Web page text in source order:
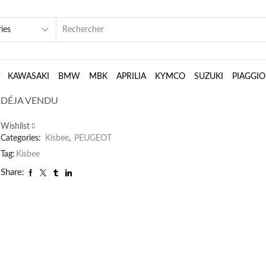
KAWASAKI BMW MBK APRILIA KYMCO SUZUKI PIAGGIO
Peugeot kisbee : Commodo
13,99€
DÉJA VENDU
Wishlist
Categories:
Kisbee, PEUGEOT
Tag: Kisbee
Share: